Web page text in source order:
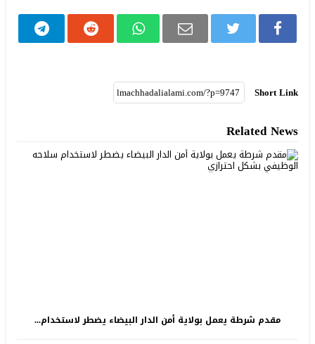
Short Link
Related News
مقدم شرطة يعمل بولاية أمن الدار البيضاء يضطر لاستخدام...